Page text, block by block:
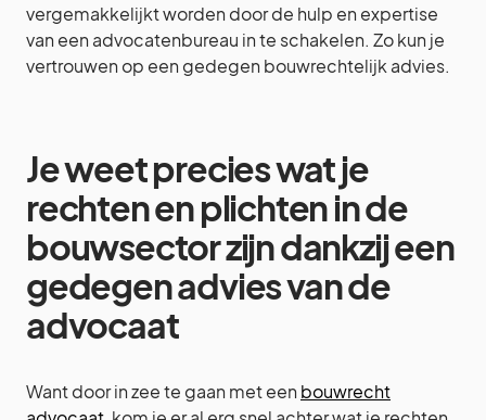
vergemakkelijkt worden door de hulp en expertise
van een advocatenbureau in te schakelen. Zo kun je
vertrouwen op een gedegen bouwrechtelijk advies.
Je weet precies wat je
rechten en plichten in de
bouwsector zijn dankzij een
gedegen advies van de
advocaat
Want door in zee te gaan met een bouwrecht